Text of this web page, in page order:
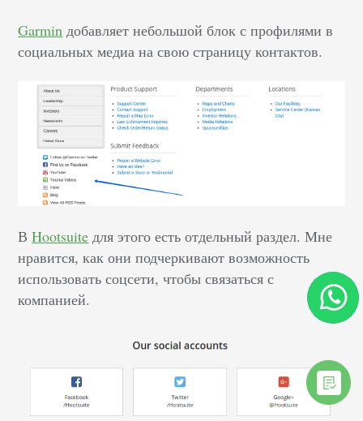
Garmin добавляет небольшой блок с профилями в
социальных медиа на свою страницу контактов.
ВHootsuite для этого есть отдельный раздел. Мне
нравится, как они подчеркивают возможность
использовать соцсети, чтобы связаться с
компанией.